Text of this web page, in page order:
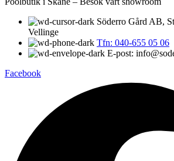
Söderro Gård AB,
Vellinge
Tfn: 040-655 05 06
E-post:
Facebook